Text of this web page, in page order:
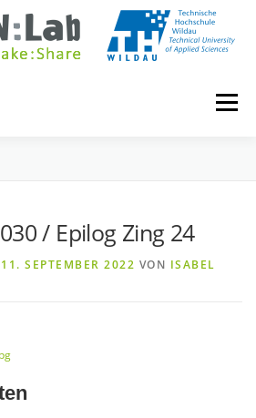
Menü
UNIVERSITY COURSES
/ Epilog Zing 24
11. SEPTEMBER 2022 VON ISABEL